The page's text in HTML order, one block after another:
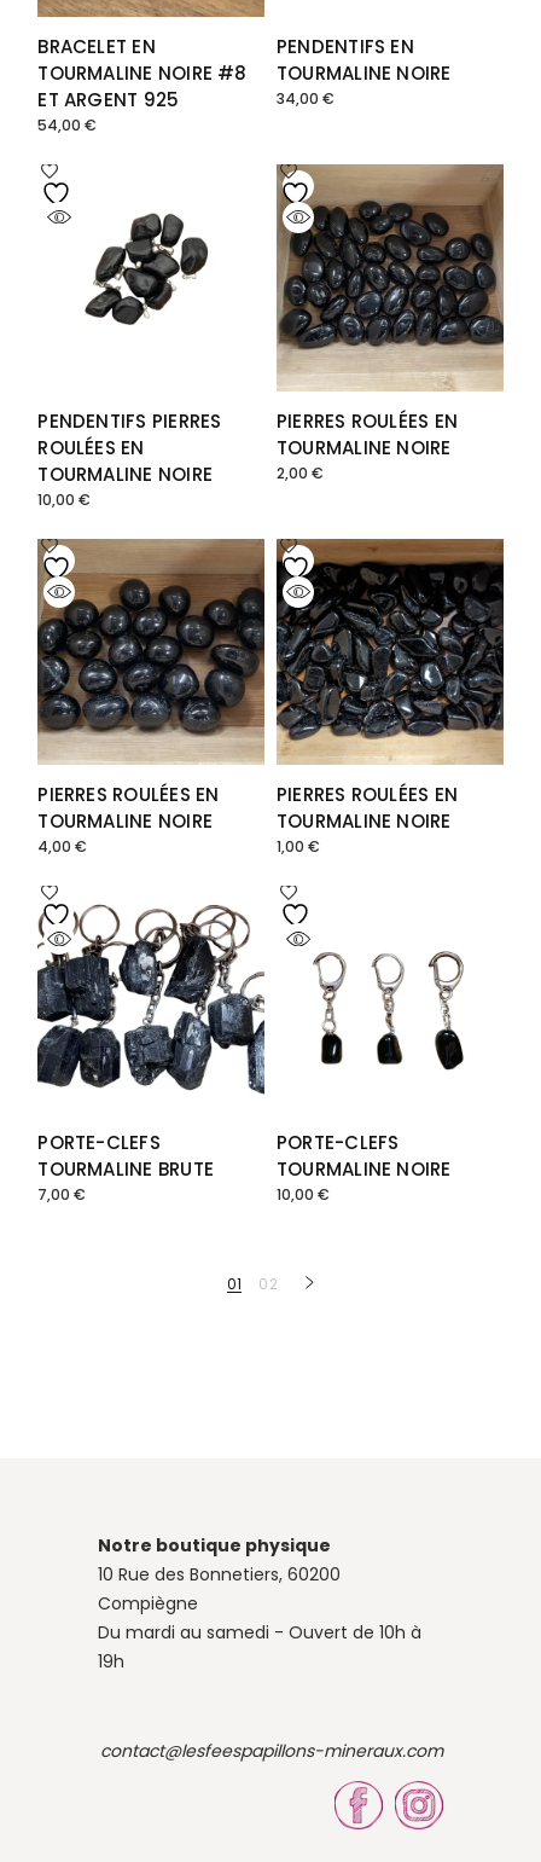
BRACELET EN
TOURMALINE NOIRE #8
ET ARGENT 925
54,00€
PENDENTIFS EN
TOURMALINE NOIRE
34,00 €
PENDENTIFS PIERRES
ROULÉES EN
TOURMALINE NOIRE
10,00€
PIERRES ROULÉES EN
TOURMALINE NOIRE
2,00 €
PIERRES ROULÉES EN
TOURMALINE NOIRE
4,00€
PIERRES ROULÉES EN
TOURMALINE NOIRE
1,00 €
PORTE-CLEFS
TOURMALINE BRUTE
7,00€
PORTE-CLEFS
TOURMALINE NOIRE
10,00 €
01 02
Notre boutique physique
10 Rue des Bonnetiers, 60200
Compiègne
Du mardi au samedi - Ouvert de 10h à
19h
contact@lesfeespapillons-mineraux.com